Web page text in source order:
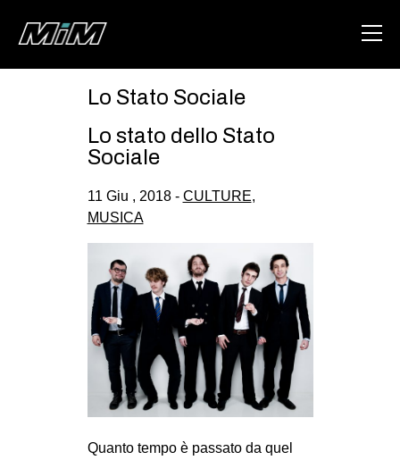
AREA
GAZA FREESTYLE
CSOA LAMBRETTA
MSM
STUDENTI TSUNAMI
ZAM
MILANO
MOBILITAZIONI
Lo Stato Sociale
Lo stato dello Stato
Sociale
11 Giu , 2018 - CULTURE,
MUSICA
Quanto tempo è passato da quel